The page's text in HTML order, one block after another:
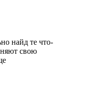
найд те что-
свою